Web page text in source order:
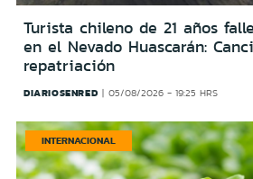
Turista chileno de 21 años
en el Nevado Huascarán:
repatriación
DIARIOSENRED 05/08/2026 - 19:25 HRS
INTERNACIONAL